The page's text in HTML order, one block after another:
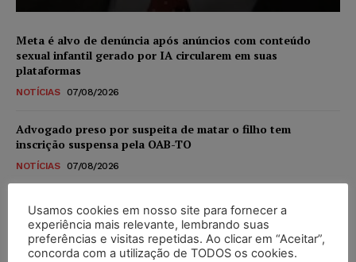
Meta é alvo de denúncia após anúncios com conteúdo
sexual infantil gerado por IA circularem em suas
plataformas
NOTÍCIAS 07/08/2026
Advogado preso por suspeita de matar o filho tem
inscrição suspensa pela OAB-TO
NOTÍCIAS 07/08/2026
STF amplia isenção de IBS e CBS na compra de veículos
novos para pessoas com deficiência e autistas de todos os
níveis
DIREITO TRIBUTÁRIO 07/08/2026
Usamos cookies em nosso site para fornecer a
experiência mais relevante, lembrando suas
preferências e visitas repetidas. Ao clicar em “Aceitar”,
concorda com a utilização de TODOS os cookies.